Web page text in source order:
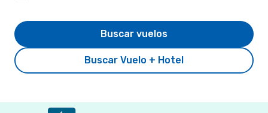
Buscar Vuelo + Hotel
Buscar vuelos